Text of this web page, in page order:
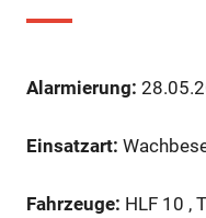
Alarmierung:
Einsatzart:
Fahrzeuge: HLF 10 ,